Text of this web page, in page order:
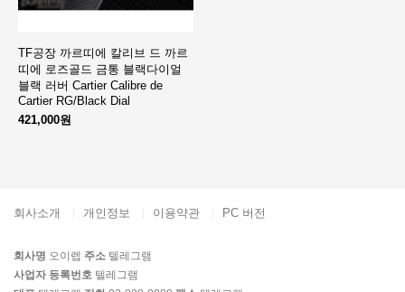
TF공장 까르띠에 칼리브 드 까르
띠에 로즈골드 금통 블랙다이얼
블랙 러버 Cartier Calibre de
Cartier RG/Black Dial
421,000원
회사소개 개인정보 이용약관 PC 버전
회사명 오이렙 주소 텔레그램
사업자 등록번호 텔레그램